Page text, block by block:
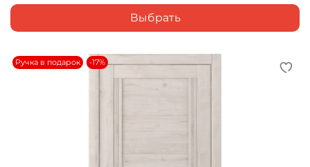
Выбрать
Ручка в подарок -17%